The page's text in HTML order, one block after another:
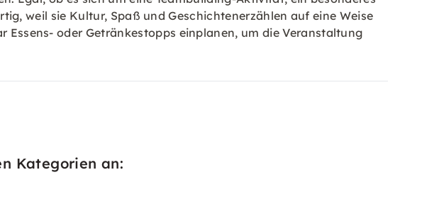
weil sie Kultur, Spaß und Geschichtenerzählen auf eine Weise
oder Getränkestopps einplanen, um die Veranstaltung
Kategorien an: